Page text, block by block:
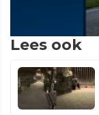
Lees ook